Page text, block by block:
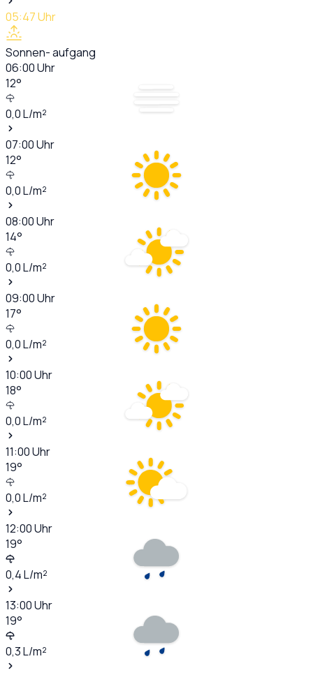
05:47Uhr
Sonnen- aufgang
06:00Uhr
12°
0,0L/m²
07:00Uhr
12°
0,0L/m²
08:00Uhr
14°
0,0L/m²
09:00Uhr
17°
0,0L/m²
10:00Uhr
18°
0,0L/m²
11:00Uhr
19°
0,0L/m²
12:00Uhr
19°
0,4L/m²
13:00Uhr
19°
0,3L/m²